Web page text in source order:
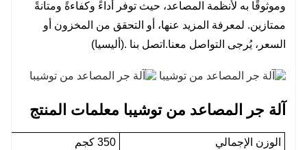
وموثوقًا به لأنظمة المصاعد، حيث توفر أداءً وكفاءةً ومتانةً
ممتازين. لمعرفة المزيد عنها، أو التحقق من المخزون أو
السعر، يُرجى التواصل معنا. اتصل بنا .(أليسيا)
آلة جر المصاعد من توشيبا معلمات المنتج
الوزن الإجمالي
350 كجم